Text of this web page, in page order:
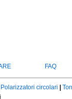
FAQ
Polarizzatori circolari